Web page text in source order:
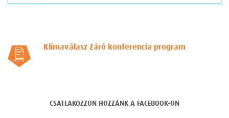
Klímaválasz Záró konferencia program
CSATLAKOZZON HOZZÁNK A FACEBOOK-ON